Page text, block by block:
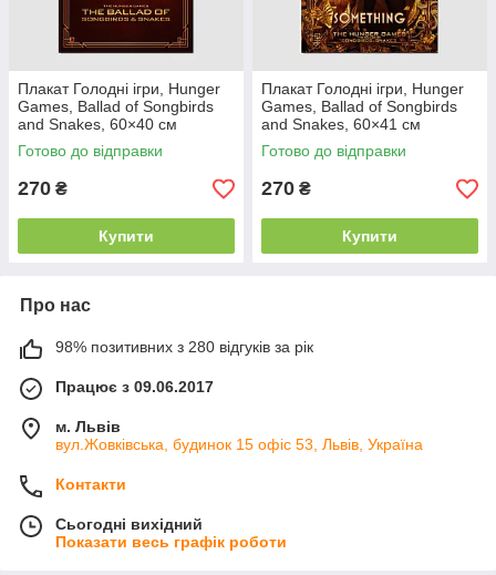
Плакат Голодні ігри, Hunger
Games, Ballad of Songbirds
and Snakes, 60×40 см
Готово до відправки
270 ₴
Купити
Плакат Голодні ігри, Hunger
Games, Ballad of Songbirds
and Snakes, 60×41 см
Готово до відправки
270 ₴
Купити
Про нас
98% позитивних з 280 відгуків за рік
Працює з 09.06.2017
м. Львів
вул.Жовківська, будинок 15 офіс 53, Львів, Україна
Контакти
Сьогодні вихідний
Показати весь графік роботи